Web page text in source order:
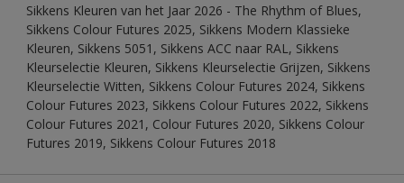
Sikkens Kleuren van het Jaar 2026 - The Rhythm of Blues,
Sikkens Colour Futures 2025, Sikkens Modern Klassieke
Kleuren, Sikkens 5051, Sikkens ACC naar RAL, Sikkens
Kleurselectie Kleuren, Sikkens Kleurselectie Grijzen, Sikkens
Kleurselectie Witten, Sikkens Colour Futures 2024, Sikkens
Colour Futures 2023, Sikkens Colour Futures 2022, Sikkens
Colour Futures 2021, Colour Futures 2020, Sikkens Colour
Futures 2019, Sikkens Colour Futures 2018